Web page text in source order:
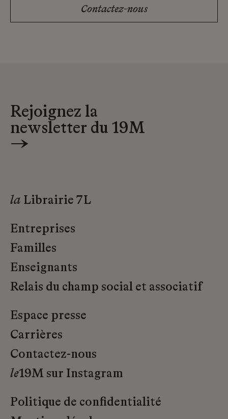
Contactez-nous
Rejoignez la
newsletter du 19M
→
la Librairie 7L
Entreprises
Familles
Enseignants
Relais du champ social et associatif
Espace presse
Carrières
Contactez-nous
le19M sur Instagram
Politique de confidentialité